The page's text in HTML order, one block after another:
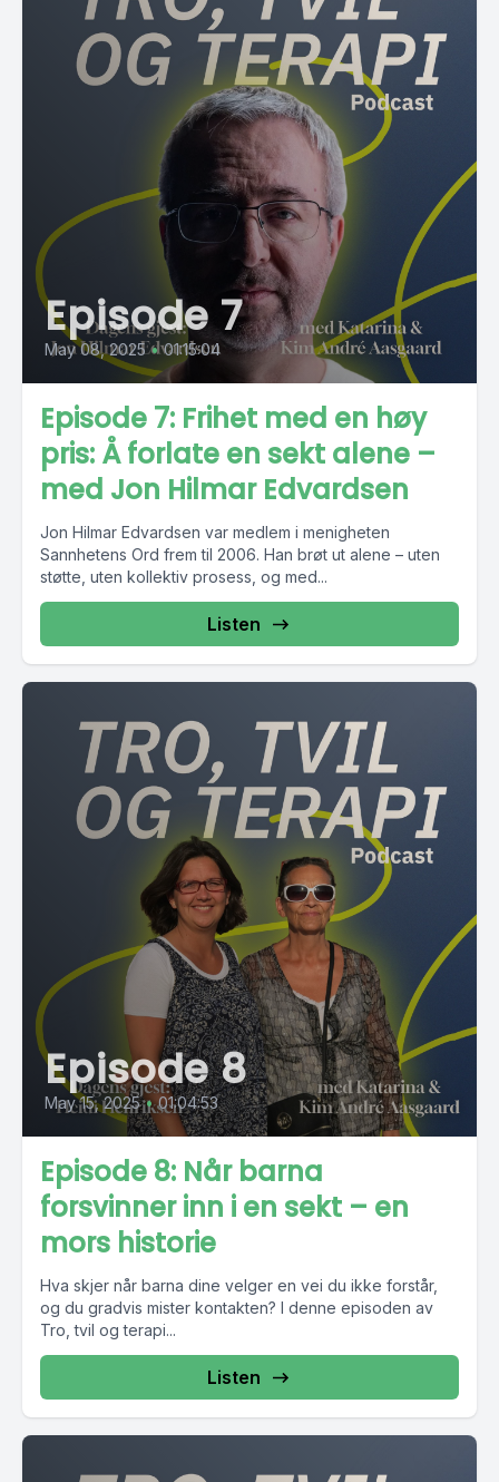
Episode 7
May 08, 2025 • 01:15:04
Episode 7: Frihet med en høy
pris: Å forlate en sekt alene –
med Jon Hilmar Edvardsen
Jon Hilmar Edvardsen var medlem i menigheten
Sannhetens Ord frem til 2006. Han brøt ut alene – uten
støtte, uten kollektiv prosess, og med...
Listen
Episode 8
May 15, 2025 • 01:04:53
Episode 8: Når barna
forsvinner inn i en sekt – en
mors historie
Hva skjer når barna dine velger en vei du ikke forstår,
og du gradvis mister kontakten? I denne episoden av
Tro, tvil og terapi...
Listen